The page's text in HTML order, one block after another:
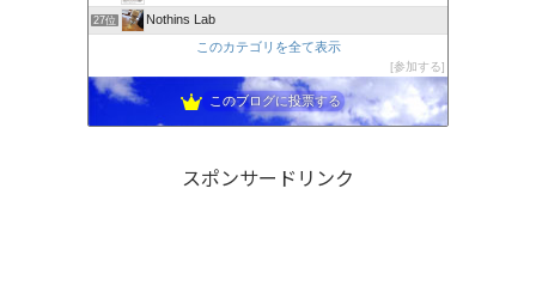
27位
Nothins Lab
このカテゴリを全て表示
参加する
このブログに投票する
スポンサードリンク